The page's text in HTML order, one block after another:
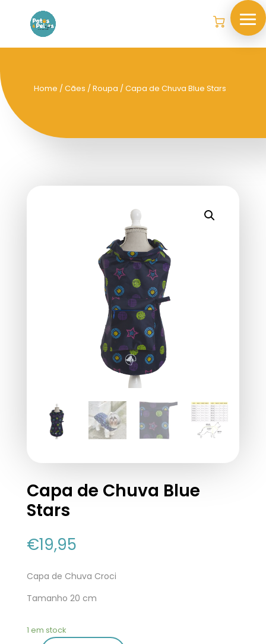
Home /Cães /Roupa / Capa de Chuva Blue Stars
Capa de Chuva Blue
Stars
€19,95
Capa de Chuva Croci
Tamanho 20 cm
1 em stock